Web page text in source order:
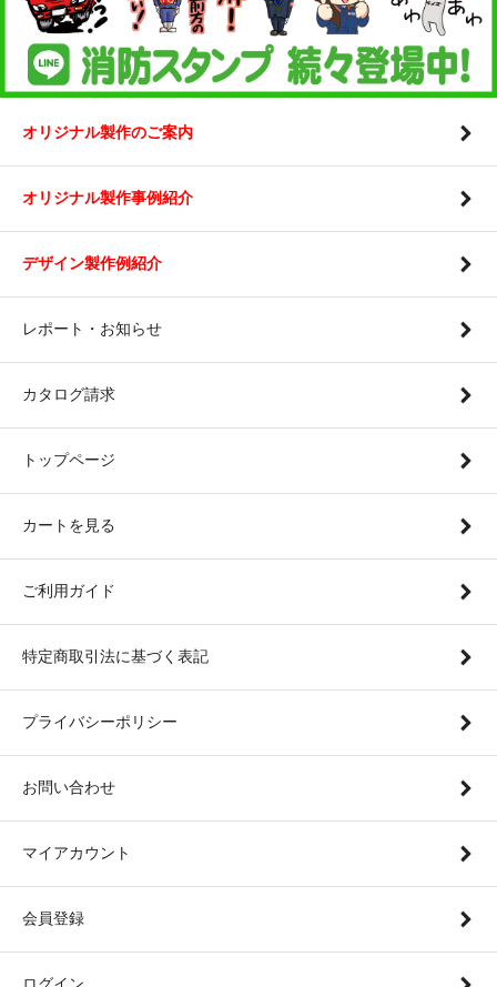
オリジナル製作のご案内
オリジナル製作事例紹介
デザイン製作例紹介
レポート・お知らせ
カタログ請求
トップページ
カートを見る
ご利用ガイド
特定商取引法に基づく表記
プライバシーポリシー
お問い合わせ
マイアカウント
会員登録
ログイン